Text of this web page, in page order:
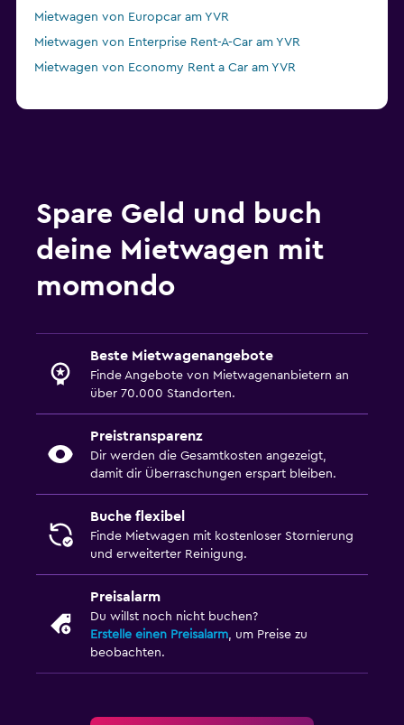
Mietwagen von Europcar am YVR
Mietwagen von Enterprise Rent-A-Car am YVR
Mietwagen von Economy Rent a Car am YVR
Spare Geld und buch
deine Mietwagen mit
momondo
Beste Mietwagenangebote
Finde Angebote von Mietwagenanbietern an
über 70.000 Standorten.
Preistransparenz
Dir werden die Gesamtkosten angezeigt,
damit dir Überraschungen erspart bleiben.
Buche flexibel
Finde Mietwagen mit kostenloser Stornierung
und erweiterter Reinigung.
Preisalarm
Du willst noch nicht buchen?
Erstelle einen Preisalarm, um Preise zu
beobachten.